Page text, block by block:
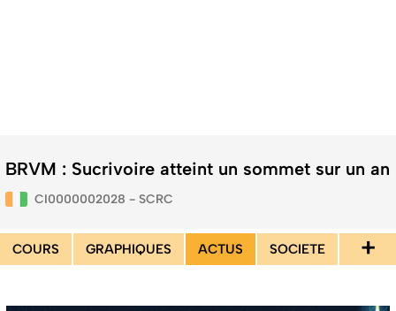
BRVM : Sucrivoire atteint un sommet sur un an
CI0000002028 - SCRC
COURS GRAPHIQUES ACTUS SOCIETE +